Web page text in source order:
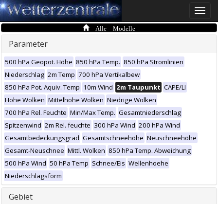
Toggle
Alle Modelle
Parameter
500 hPa Geopot. Höhe 850 hPa Temp. 850 hPa Stromlinien
Niederschlag 2m Temp 700 hPa Vertikalbew
850 hPa Pot. Äquiv. Temp 10m Wind 2m Taupunkt CAPE/LI
Hohe Wolken Mittelhohe Wolken Niedrige Wolken
700 hPa Rel. Feuchte Min/Max Temp. Gesamtniederschlag
Spitzenwind 2m Rel. feuchte 300 hPa Wind 200 hPa Wind
Gesamtbedeckungsgrad Gesamtschneehöhe Neuschneehöhe
Gesamt-Neuschnee Mittl. Wolken 850 hPa Temp. Abweichung
500 hPa Wind 50 hPa Temp Schnee/Eis Wellenhoehe
Niederschlagsform
Gebiet